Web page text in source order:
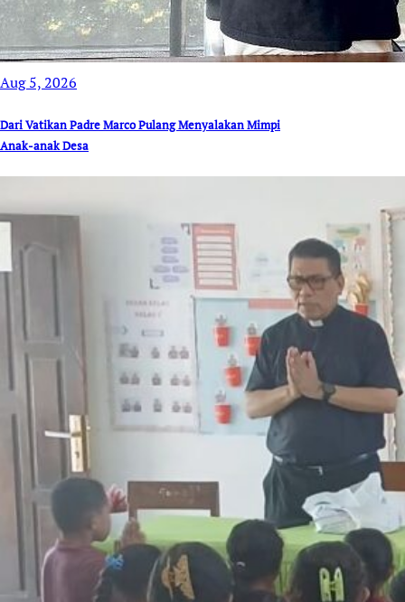
Aug 5, 2026
Dari Vatikan Padre Marco Pulang Menyalakan Mimpi
Anak-anak Desa